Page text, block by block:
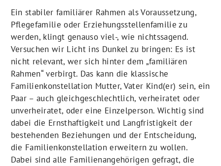
Ein stabiler familiärer Rahmen als Voraussetzung,
Pflegefamilie oder Erziehungsstellenfamilie zu
werden, klingt genauso viel-, wie nichtssagend.
Versuchen wir Licht ins Dunkel zu bringen: Es ist
nicht relevant, wer sich hinter dem „familiären
Rahmen“ verbirgt. Das kann die klassische
Familienkonstellation Mutter, Vater Kind(er) sein, ein
Paar – auch gleichgeschlechtlich, verheiratet oder
unverheiratet, oder eine Einzelperson. Wichtig sind
dabei die Ernsthaftigkeit und Langfristigkeit der
bestehenden Beziehungen und der Entscheidung,
die Familienkonstellation erweitern zu wollen.
Dabei sind alle Familienangehörigen gefragt, die